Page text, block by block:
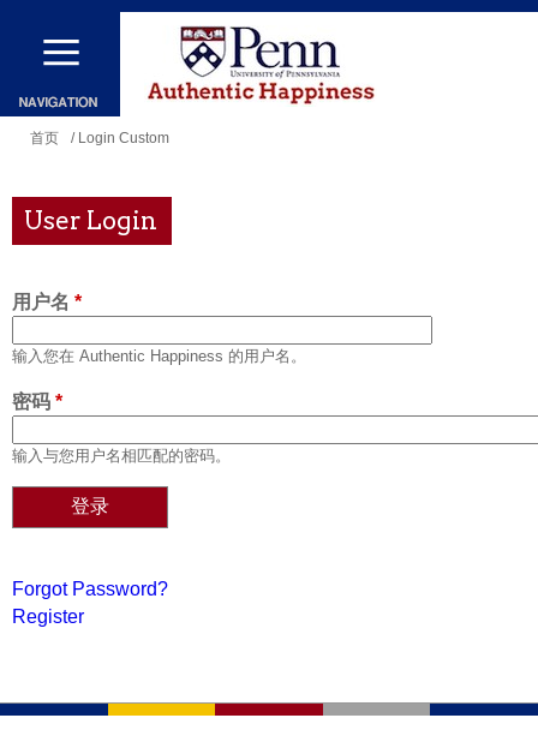
跳
到
主
容
你
这
里
首页 / Login Custom
User Login
用户名 *
输入您在 Authentic Happiness 的用户名。
密码 *
输入与您用户名相匹配的密码。
Forgot Password?
Register